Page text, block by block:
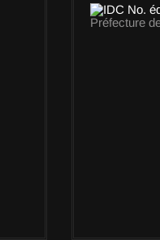
Préfecture